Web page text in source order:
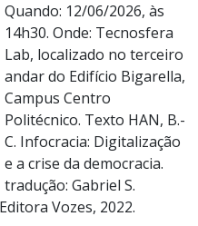
Quando: 12/06/2026, às
14h30. Onde: Tecnosfera
Lab, localizado no terceiro
andar do Edifício Bigarella,
Campus Centro
Politécnico. Texto HAN, B.-
C. Infocracia: Digitalização
e a crise da democracia.
tradução: Gabriel S.
Vozes, 2022.